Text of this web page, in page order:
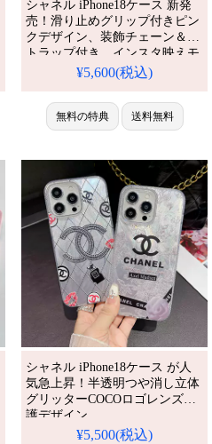
シャネル iPhone18ケース 新発
売！滑り止めグリップ付きピン
クデザイン、装飾チェーン＆ス
トラップ付き。インスタ映えモ
デル、Magsafe対応。女性向け
iPhone17/17pro/16/16pro
max/15/14全機種対応。芸能人も
愛用する人気ブランド、耐衝撃
ピンクチェーンストラップスタ
イルが流行り、格安で手に入
り、iPhone17pro/
¥5,600(税込)
無料の特典 送料無料
シャネル iPhone18ケース が人
気急上昇！半透明つや消し立体
グリッターCOCOロゴレンズ保
護デザイン、
iPhone17/16/15/14/13全機種対
¥5,500(税込)